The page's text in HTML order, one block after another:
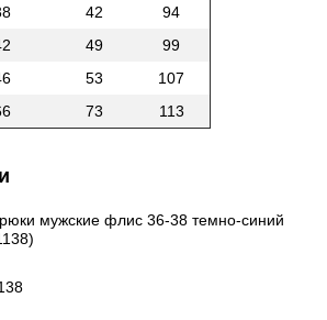
42
94
49
99
53
107
73 113
мужские флис 36-38 темно-синий